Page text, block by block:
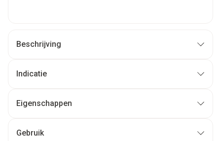
Beschrijving
Indicatie
Eigenschappen
Gebruik